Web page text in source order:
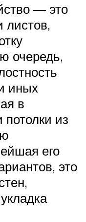
— это
листов,
очередь,
иных
в
из
его
это